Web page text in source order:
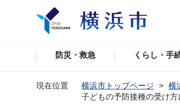
防災・救急 くらし・手
現在位置 横浜市トップページ 横
子どもの予防接種の受け方